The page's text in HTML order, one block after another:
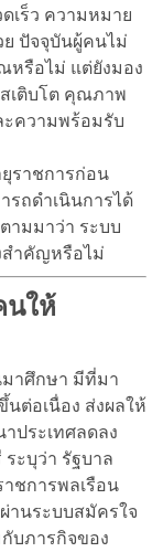
เร็ว ความหมาย
ปัจจุบันผู้คนไม่
หรือไม่ แต่ยังมอง
เติบโต คุณภาพ
ความพร้อมรับ
ราชการก่อน
รถดำเนินการได้
ามมาว่า ระบบ
สำคัญหรือไม่
นให้
มาศึกษา มีที่มา
ต่อเนื่อง ส่งผลให้
ประเทศลดลง
ะบุว่า รัฐบาล
ชการพลเรือน
านระบบสมัครใจ
บภารกิจของ